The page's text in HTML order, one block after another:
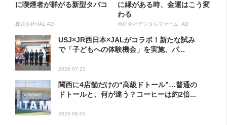
に喫煙者が群がる新型タバコ
株式会社HAL AD
に縁がある時、金運はこう変
わる
合同会社デジタルファーム AD
USJ×JR西日本×JALがコラボ！新たな試み
で「子どもへの体験機会」を実施、パ...
2026.07.23
関西に4店舗だけの“高級ドトール”…普通の
ドトールと、何が違う？コーヒーは約2倍...
2026.08.05